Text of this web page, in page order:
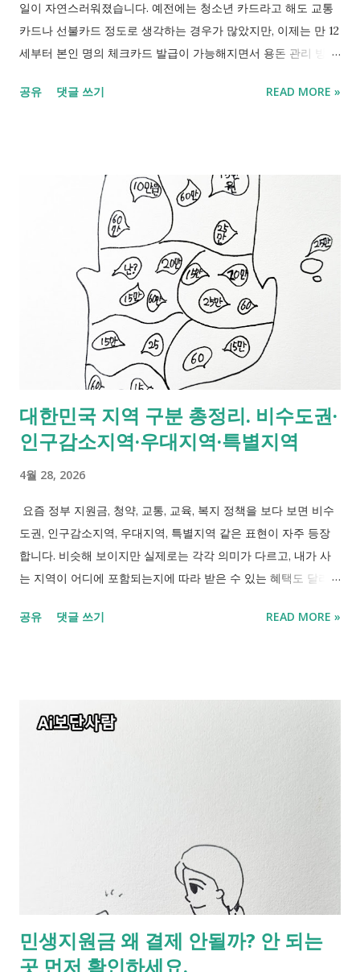
일이 자연스러워졌습니다. 예전에는 청소년 카드라고 해도 교통
카드나 선불카드 정도로 생각하는 경우가 많았지만, 이제는 만 12
세부터 본인 명의 체크카드 발급이 가능해지면서 용돈 관리 방식
편결제를 자연스럽게 이용하게 되면서 금융권도 청소년 명의 카
법, 실제로 사용할 수 있는 기능까지 정리했습니다. 만 12세 이상
체크 카드발급 만 12세부터 체크카드 발급이 가능해졌습니다. 1.
만 12세부터 카드 발급, 무엇이 달라졌나요? 가장 큰 변화는 만 12
세부터 본인 명의 체크카드 발급이 가능해졌다는 점입니다. 예전
에는 부모 카드에 연결된 보조 개념으로 생각하는 경우가 많았지
만, 이제는 청소년도 본인 이름으로 계좌를 만들고 카드를 발급받
아 직접 사용할 수 있습니다. 참고로 부모 카드를 자녀가 대신 사
용하는 경우는 일상적으로 흔해 보여도 원칙적으로는 카드 명의
자 본인 사용이 기준입니다. 가족 간 사용이라도 카드사 약관상
제한될 수 있어, 청소년은 본인 명의 카드로 사용하는 것이 가장
안전합니다. 구분 이전 현재 만 12세 청소년 카드 교통·선불 중심
본인 명의 체크카드 가능 카드 명의 부모 중심 청소년 본인 명의
제·교통·간편결제 가능 2. 만 12세 청소년 카드는 어떻게 발급받나
요? 만 12세부터 체크카드 발급은 가능하지만 연령에 따라 방법
이 다릅니다. [청소년 카 발급 방법과 요건] 구분 발급 방법 필요
조건 만 12~13세 은행 방문 발급 법정대리인 동행 필요 만 14세 이
상 단독 발급 가능 본인 확인 필요 만 19세 이상 체크·신용 모두
공유 댓글 쓰기 READ MORE »
대한민국 지역 구분 총정리. 비수도권·
인구감소지역·우대지역·특별지역
4월 28, 2026
요즘 정부 지원금, 청약, 교통, 교육, 복지 정책을 보다 보면 비수
도권, 인구감소지역, 우대지역, 특별지역 같은 표현이 자주 등장
합니다. 비슷해 보이지만 실제로는 각각 의미가 다르고, 내가 사
는 지역이 어디에 포함되는지에 따라 받은 수 있는 혜택도 달라집
기준이 이제는 훨씬 세분화되었습니다. 같은 지방이라도 어디에
니다. 이번 글에서는 우리나라 지역 구분이 왜 이렇게 나뉘는지,
비수도권과 인구감소지역은 무엇이 다른지, 우대지역과 특별지
원금을 쓸 수 있었으나 5월 1일부터는 주소지 내에 있는 모든 주
을 사용할 수 있습니다. 2026 대한민국 지역 세분화 2026 대한민
국 지역 세분화. 내 지역의 분류는? 1. 요즘 지역 구분은 왜 이렇게
세분화될까요? 수도권과 비수도권으로만 나누던 예전과는 달리
요즘은 좀더 세분화되었습니다. 요즘은 지역마다 인구 흐름, 생활
기반, 재정 여건 차이가 커지면서 같은 지방 안에서도 지원 기준
을 다르게 적용하고 있습니다. 쉽게 말해 지금의 지역 구분은 단
공유 댓글 쓰기 READ MORE »
민생지원금 왜 결제 안될까? 안 되는
곳 먼저 확인하세요.